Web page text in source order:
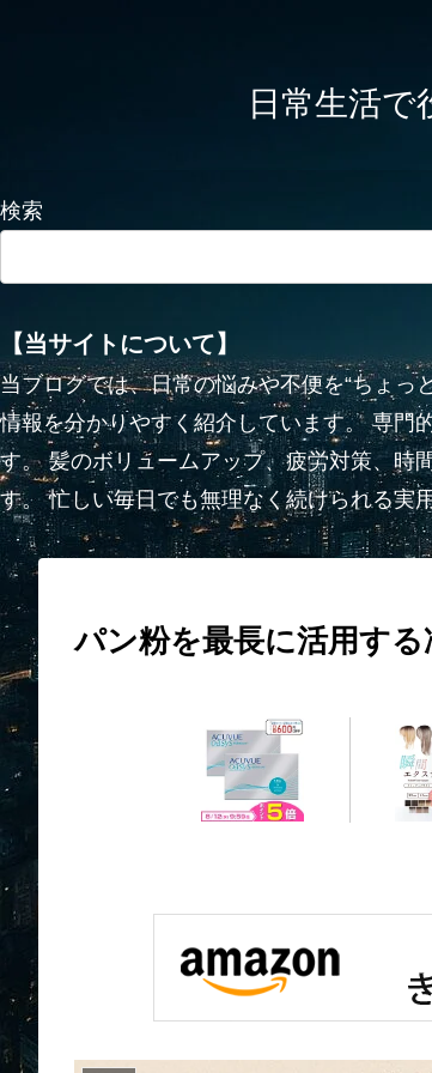
日常生活
検索
【当サイトについて】
当ブログでは、日常の悩みや不便を“ちょ
情報を分かりやすく紹介しています。 専門
す。 髪のボリュームアップ、疲労対策、時
す。 忙しい毎日でも無理なく続けられる実
パン粉を最長に活用す